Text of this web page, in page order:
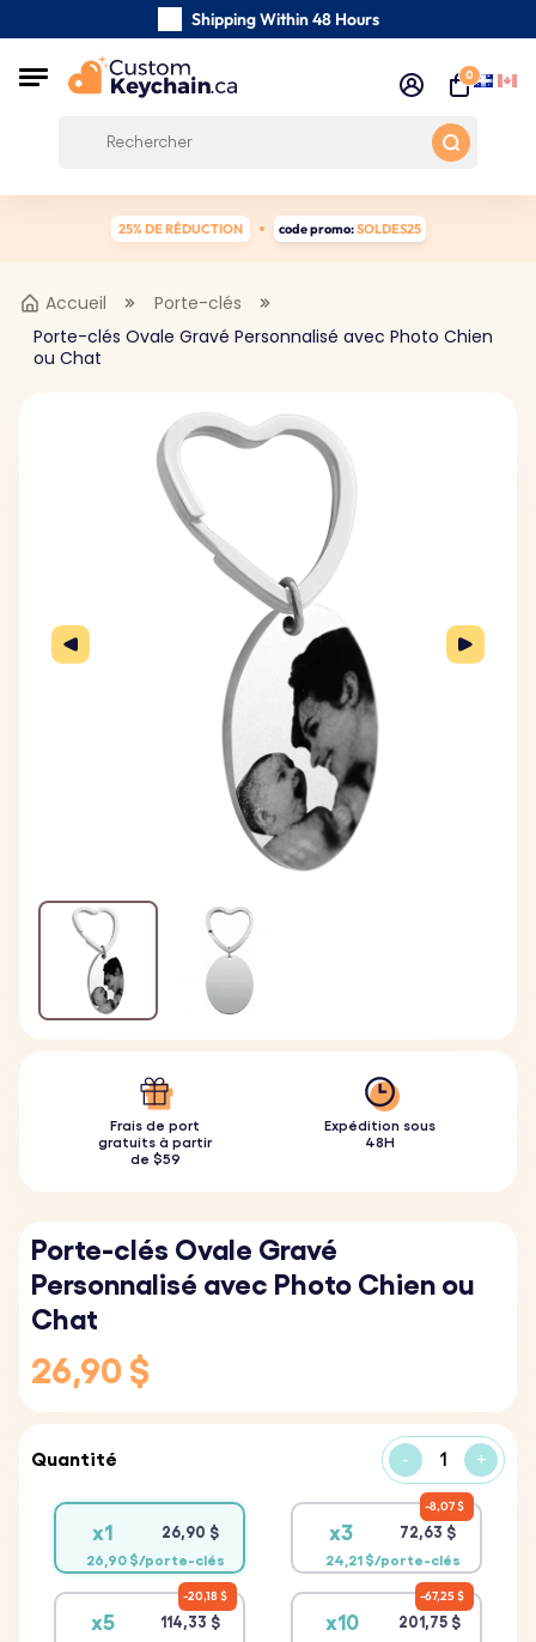
Shipping Within 48 Hours
Customer reviews:
0
25% DE RÉDUCTION code promo:SOLDES25
Accueil
Porte-clés
Porte-clés Ovale Gravé Personnalisé avec Photo Chien
ou Chat
Frais de port
gratuits à partir
de $59
Expédition sous
48H
Porte-clés Ovale Gravé
Personnalisé avec Photo Chien ou
Chat
26,90 $
Quantité - +
x1 26,90 $
26,90 $/porte-clés
x3 72,63 $
24,21 $/porte-clés
8,07 $
x5 114,33 $
20,18 $
x10 201,75 $
67,25 $